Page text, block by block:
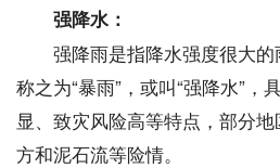
强降水：
强降雨是指降水强度很大
称之为“暴雨”，或叫“强降水”，
显、致灾风险高等特点，部分
方和泥石流等险情。